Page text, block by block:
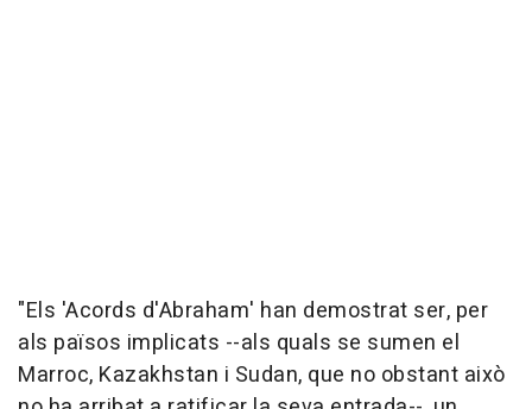
"Els 'Acords d'Abraham' han demostrat ser, per
als països implicats --als quals se sumen el
Marroc, Kazakhstan i Sudan, que no obstant això